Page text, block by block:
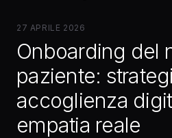
27 APRILE 2026
Onboarding del
paziente:
accoglienza
empatia reale